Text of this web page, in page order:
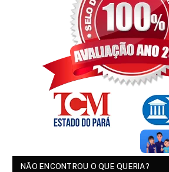
NÃO ENCONTROU O QUE QUERIA?